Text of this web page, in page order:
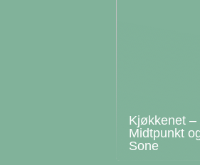
Kjøkkenet –
Midtpunkt
Sone